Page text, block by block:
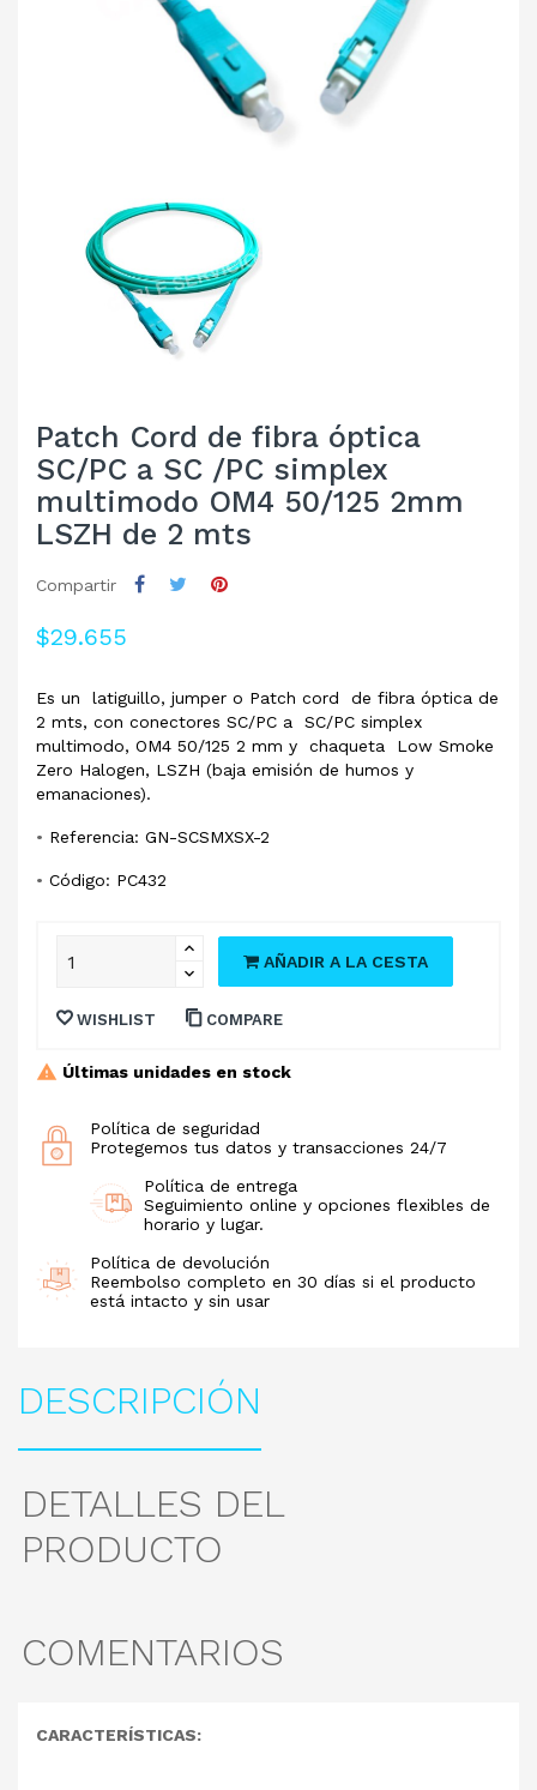
Patch Cord de fibra óptica
SC/PC a SC /PC simplex
multimodo OM4 50/125 2mm
LSZH de 2 mts
Compartir
$29.655
Es un latiguillo, jumper o Patch cord de fibra óptica de
2 mts, con conectores SC/PC a SC/PC simplex
multimodo, OM4 50/125 2 mm y chaqueta Low Smoke
Zero Halogen, LSZH (baja emisión de humos y
emanaciones).
• Referencia: GN-SCSMXSX-2
• Código: PC432
AÑADIR A LA CESTA
WISHLIST COMPARE
Últimas unidades en stock
Política de seguridad
Protegemos tus datos y transacciones 24/7
Política de entrega
Seguimiento online y opciones flexibles de
horario y lugar.
Política de devolución
Reembolso completo en 30 días si el producto
está intacto y sin usar
DESCRIPCIÓN
DETALLES DEL
PRODUCTO
COMENTARIOS
CARACTERÍSTICAS: